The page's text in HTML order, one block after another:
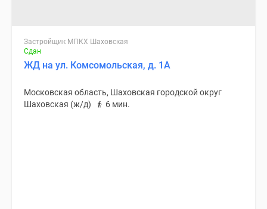
Застройщик МПКХ Шаховская
Сдан
ЖД на ул. Комсомольская, д. 1А
Московская область, Шаховская городской округ
Шаховская (ж/д)
6 мин.